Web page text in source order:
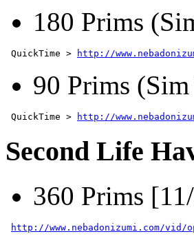
180 Prims
QuickTime > http://
90 Prims
QuickTime > http://
Second Life
360 Prims
http://www.nebadonizumi.com/vid/